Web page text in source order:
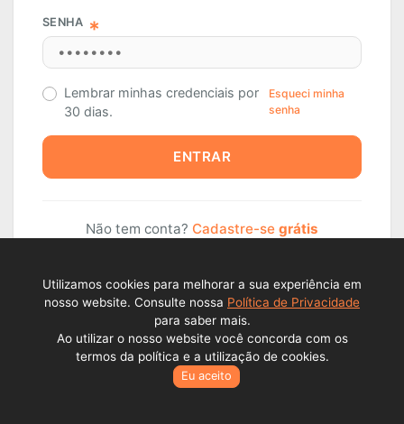
SENHA
Lembrar minhas credenciais por
30 dias.
Esqueci minha
senha
ENTRAR
Não tem conta? Cadastre-se grátis
Todos os direitos reservados © Lance Alienações Virtuais EPP
Utilizamos cookies para melhorar a sua experiência em
nosso website. Consulte nossa Política de Privacidade
para saber mais.
Ao utilizar o nosso website você concorda com os
termos da política e a utilização de cookies.
Eu aceito